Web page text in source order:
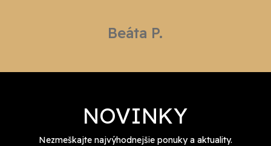
Beáta P.
NOVINKY
Nezmeškajte najvýhodnejšie ponuky a aktuality.